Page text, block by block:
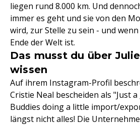
liegen rund 8.000 km. Und
immer es geht und sie von den
wird, zur Stelle zu sein - und
Ende der Welt ist.
Das musst du über
wissen
Auf ihrem Instagram-Profil
Cristie Neal bescheiden als "Just
Buddies doing a little import/
längst nicht alles! Die